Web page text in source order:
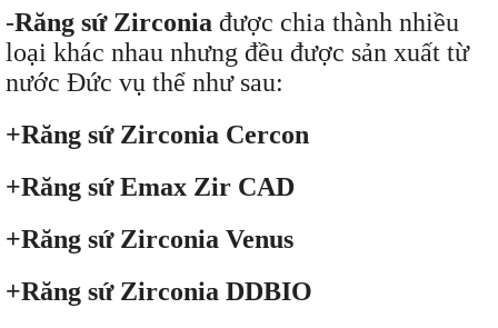
-Răng sứ Zirconia được chia thành nhiều
loại khác nhau nhưng đều được sản xuất từ
nước Đức vụ thể như sau:
+Răng sứ Zirconia Cercon
+Răng sứ Emax Zir CAD
+Răng sứ Zirconia Venus
+Răng sứ Zirconia DDBIO